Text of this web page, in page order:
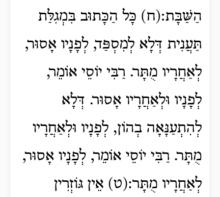
הַשַּׁבָּת:(ח) כָּל הַכָּתוּב בִּמְגִלַּת
תַּעֲנִית דְּלָא לְמִסְפַּד, לְפָנָיו אָסוּר,
לְאַחֲרָיו מֻתָּר. רַבִּי יוֹסֵי אוֹמֵר,
לְפָנָיו וּלְאַחֲרָיו אָסוּר. דְּלָא
לְהִתְעַנָּאָה בְהוֹן, לְפָנָיו וּלְאַחֲרָיו
מֻתָּר. רַבִּי יוֹסֵי אוֹמֵר, לְפָנָיו אָסוּר,
לְאַחֲרָיו מֻתָּר:(ט) אֵין גּוֹזְרִין